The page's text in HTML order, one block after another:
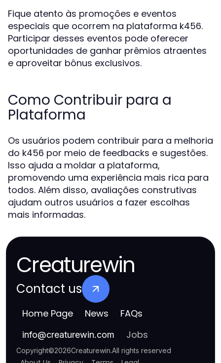
Fique atento às promoções e eventos
especiais que ocorrem na plataforma k456.
Participar desses eventos pode oferecer
oportunidades de ganhar prêmios atraentes
e aproveitar bônus exclusivos.
Como Contribuir para a
Plataforma
Os usuários podem contribuir para a melhoria
do k456 por meio de feedbacks e sugestões.
Isso ajuda a moldar a plataforma,
promovendo uma experiência mais rica para
todos. Além disso, avaliações construtivas
ajudam outros usuários a fazer escolhas
mais informadas.
Creaturewin
Contact us
Home Page News FAQs
info@creaturewin.com Jobs
Copyright©2026Creaturewin.All rights reserved